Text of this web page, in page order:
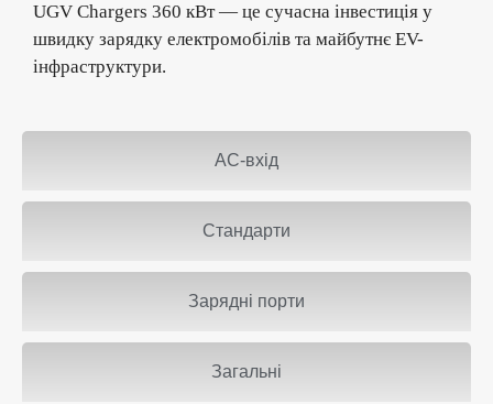
AC-вхід
Стандарти
Зарядні порти
Загальні
UGV Chargers 360 кВт — це сучасна інвестиція у
швидку зарядку електромобілів та майбутнє EV-
інфраструктури.